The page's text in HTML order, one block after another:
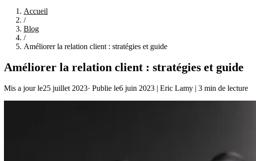
Accueil
/
Blog
/
Améliorer la relation client : stratégies et guide
Améliorer la relation client : stratégies et guide
Mis a jour le25 juillet 2023· Publie le6 juin 2023 | Eric Lamy | 3 min de lecture